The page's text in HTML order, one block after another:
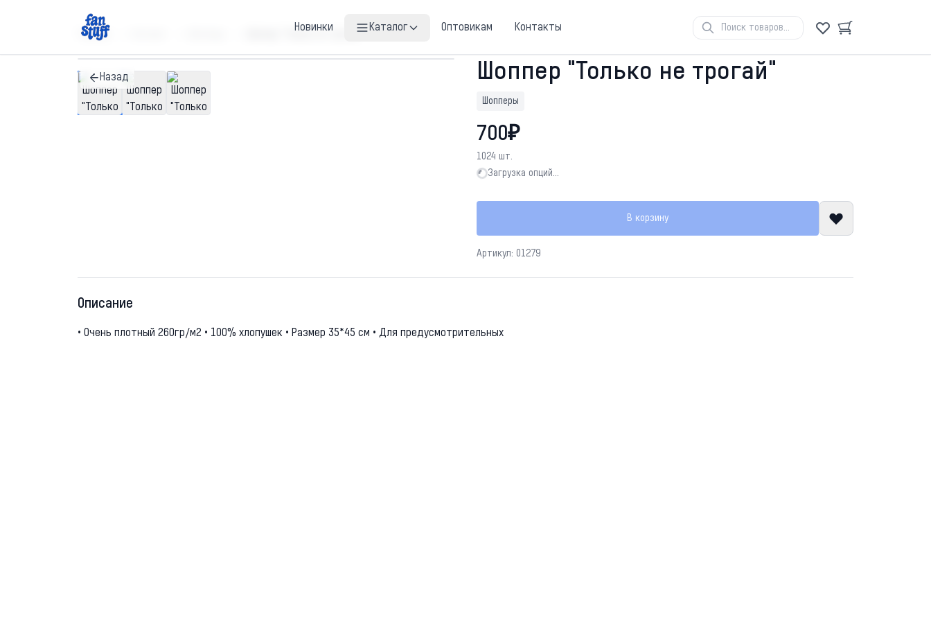
Новинки Каталог Оптовикам Контакты
Главная Шоппер "Только не трогай"
Назад Шоппер "Только не трогай"
Шопперы
700₽
1024 шт.
Загрузка опций…
Загрузка опций…
В корзину
Артикул: 01279
Описание
• Очень плотный 260гр/м2 • 100% хлопушек • Размер 35*45 см • Для предусмотрительных